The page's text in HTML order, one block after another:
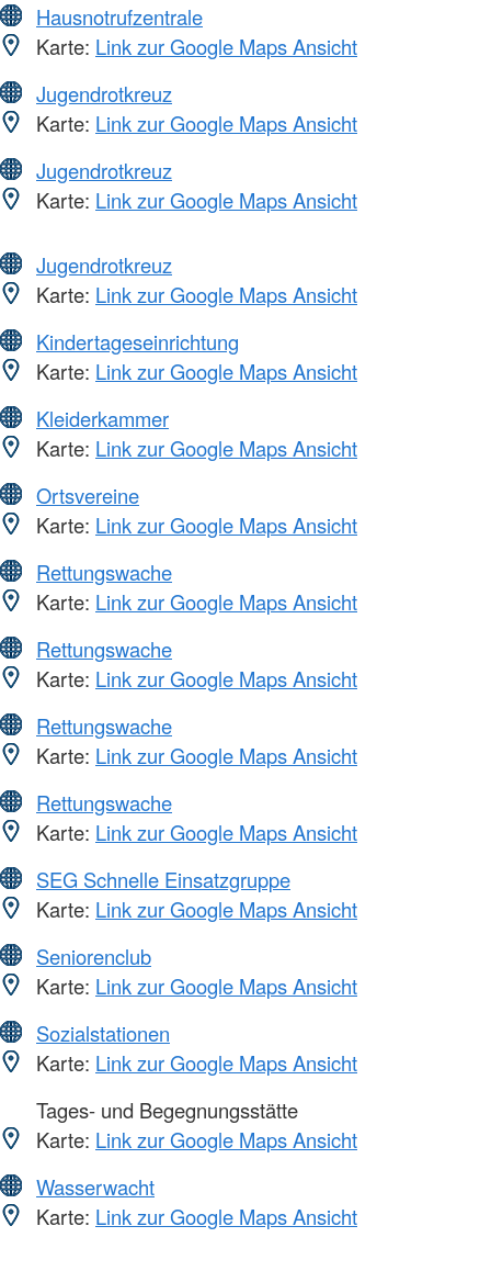
Hausnotrufzentrale
Karte: Link zur Google Maps Ansicht
Jugendrotkreuz
Karte: Link zur Google Maps Ansicht
Jugendrotkreuz
Karte: Link zur Google Maps Ansicht
Jugendrotkreuz
Karte: Link zur Google Maps Ansicht
Kindertageseinrichtung
Karte: Link zur Google Maps Ansicht
Kleiderkammer
Karte: Link zur Google Maps Ansicht
Ortsvereine
Karte: Link zur Google Maps Ansicht
Rettungswache
Karte: Link zur Google Maps Ansicht
Rettungswache
Karte: Link zur Google Maps Ansicht
Rettungswache
Karte: Link zur Google Maps Ansicht
Rettungswache
Karte: Link zur Google Maps Ansicht
SEG Schnelle Einsatzgruppe
Karte: Link zur Google Maps Ansicht
Seniorenclub
Karte: Link zur Google Maps Ansicht
Sozialstationen
Karte: Link zur Google Maps Ansicht
Tages- und Begegnungsstätte
Karte: Link zur Google Maps Ansicht
Wasserwacht
Karte: Link zur Google Maps Ansicht